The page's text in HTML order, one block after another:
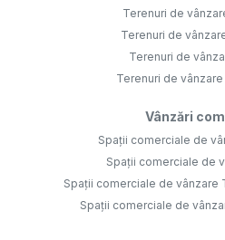
Terenuri de
Terenuri de
Terenuri de
Terenuri de vânzare
Vânzări
Spații comerciale de
Spații comerciale de
Spații comerciale de vânzare
Spații comerciale de